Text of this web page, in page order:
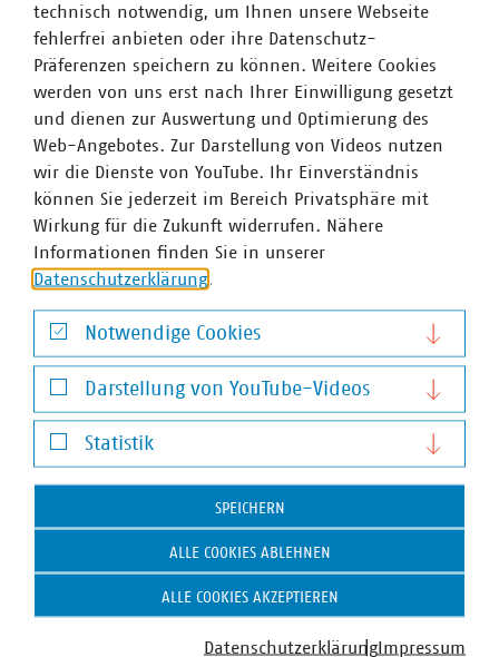
Anna Theresa Kammer
Stellvertretende Abteilungsleiterin und
Pressesprecherin mit Schwerpunkten Energie (Wärme,
+49 30 58580-225
+49 170 8580-225
technisch notwendig, um Ihnen unsere Webseite
fehlerfrei anbieten oder ihre Datenschutz-
Präferenzen speichern zu können. Weitere Cookies
werden von uns erst nach Ihrer Einwilligung gesetzt
und dienen zur Auswertung und Optimierung des
Web-Angebotes. Zur Darstellung von Videos nutzen
wir die Dienste von YouTube. Ihr Einverständnis
können Sie jederzeit im Bereich Privatsphäre mit
Wirkung für die Zukunft widerrufen. Nähere
Informationen finden Sie in unserer
Datenschutzerklärung.
Notwendige Cookies
Notwendige Cookies
Darstellung von YouTube-Videos
Darstellung von YouTube-Videos
Statistik
Statistik
SPEICHERN
ALLE COOKIES ABLEHNEN
ALLE COOKIES AKZEPTIEREN
DatenschutzerklärungImpressum